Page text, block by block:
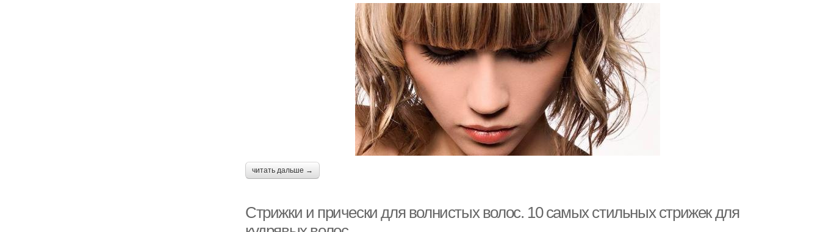
читать дальше →
Стрижки и прически для волнистых волос. 10 самых стильных стрижек для